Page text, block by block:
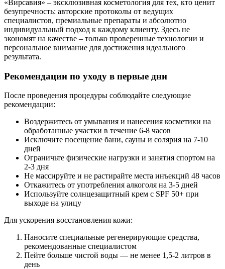
«Вирсавия» – эксклюзивная косметология для тех, кто ценит
безупречность: авторские протоколы от ведущих
специалистов, премиальные препараты и абсолютно
индивидуальный подход к каждому клиенту. Здесь не
экономят на качестве – только проверенные технологии и
персональное внимание для достижения идеального
результата.
Рекомендации по уходу в первые дни
После проведения процедуры соблюдайте следующие
рекомендации:
Воздержитесь от умывания и нанесения косметики на
обработанные участки в течение 6-8 часов
Исключите посещение бани, сауны и солярия на 7-10
дней
Ограничьте физические нагрузки и занятия спортом на
2-3 дня
Не массируйте и не растирайте места инъекций 48 часов
Откажитесь от употребления алкоголя на 3-5 дней
Используйте солнцезащитный крем с SPF 50+ при
выходе на улицу
Для ускорения восстановления кожи:
Наносите специальные регенерирующие средства,
рекомендованные специалистом
Пейте больше чистой воды — не менее 1,5-2 литров в
день